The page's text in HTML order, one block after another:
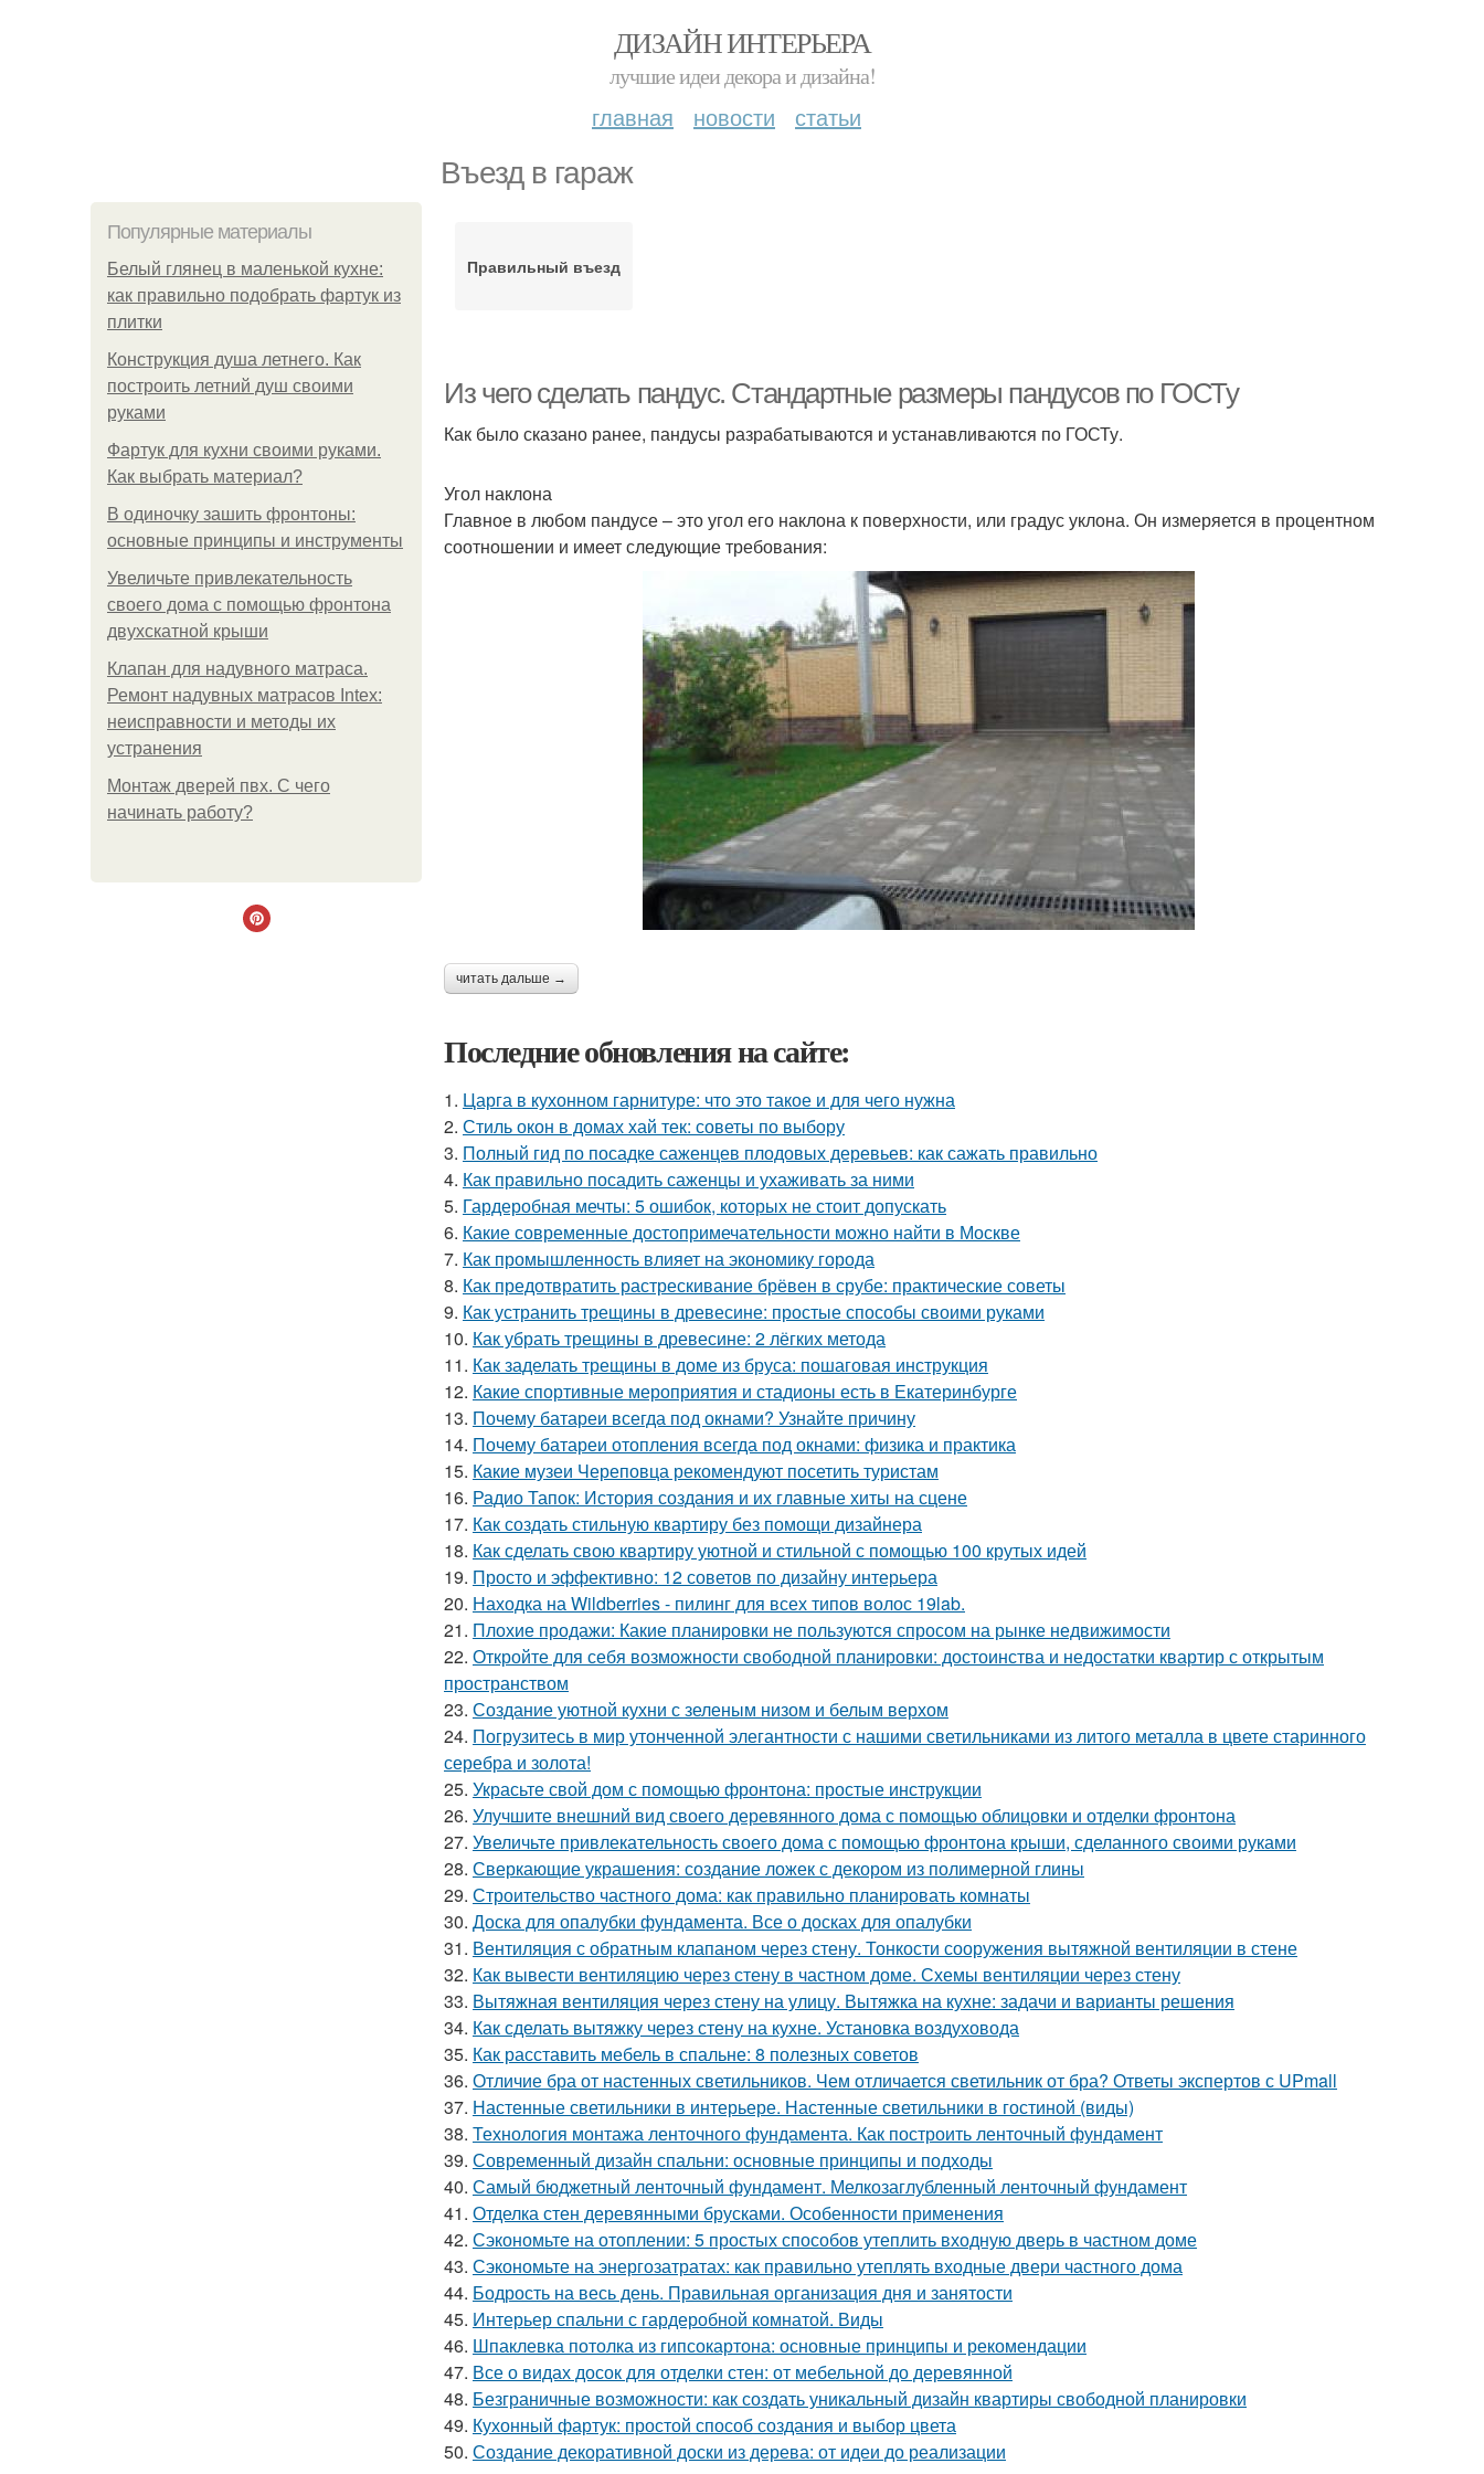
ДИЗАЙН ИНТЕРЬЕРА
лучшие идеи декора и дизайна!
главная новости статьи
Въезд в гараж
Популярные материалы
Белый глянец в маленькой кухне:
как правильно подобрать фартук из
плитки
Конструкция душа летнего. Как
построить летний душ своими
руками
Фартук для кухни своими руками.
Как выбрать материал?
В одиночку зашить фронтоны:
основные принципы и инструменты
Увеличьте привлекательность
своего дома с помощью фронтона
двухскатной крыши
Клапан для надувного матраса.
Ремонт надувных матрасов Intex:
неисправности и методы их
устранения
Монтаж дверей пвх. С чего
начинать работу?
Правильный въезд
Из чего сделать пандус. Стандартные размеры пандусов по ГОСТу
Как было сказано ранее, пандусы разрабатываются и устанавливаются по ГОСТу.
Угол наклона
Главное в любом пандусе – это угол его наклона к поверхности, или градус уклона. Он измеряется в процентном
соотношении и имеет следующие требования:
читать дальше →
Последние обновления на сайте:
1. Царга в кухонном гарнитуре: что это такое и для чего нужна
2. Стиль окон в домах хай тек: советы по выбору
3. Полный гид по посадке саженцев плодовых деревьев: как сажать правильно
4. Как правильно посадить саженцы и ухаживать за ними
5. Гардеробная мечты: 5 ошибок, которых не стоит допускать
6. Какие современные достопримечательности можно найти в Москве
7. Как промышленность влияет на экономику города
8. Как предотвратить растрескивание брёвен в срубе: практические советы
9. Как устранить трещины в древесине: простые способы своими руками
10. Как убрать трещины в древесине: 2 лёгких метода
11. Как заделать трещины в доме из бруса: пошаговая инструкция
12. Какие спортивные мероприятия и стадионы есть в Екатеринбурге
13. Почему батареи всегда под окнами? Узнайте причину
14. Почему батареи отопления всегда под окнами: физика и практика
15. Какие музеи Череповца рекомендуют посетить туристам
16. Радио Тапок: История создания и их главные хиты на сцене
17. Как создать стильную квартиру без помощи дизайнера
18. Как сделать свою квартиру уютной и стильной с помощью 100 крутых идей
19. Просто и эффективно: 12 советов по дизайну интерьера
20. Находка на Wildberries - пилинг для всех типов волос 19lab.
21. Плохие продажи: Какие планировки не пользуются спросом на рынке недвижимости
22. Откройте для себя возможности свободной планировки: достоинства и недостатки квартир с открытым
пространством
23. Создание уютной кухни с зеленым низом и белым верхом
24. Погрузитесь в мир утонченной элегантности с нашими светильниками из литого металла в цвете старинного
серебра и золота!
25. Украсьте свой дом с помощью фронтона: простые инструкции
26. Улучшите внешний вид своего деревянного дома с помощью облицовки и отделки фронтона
27. Увеличьте привлекательность своего дома с помощью фронтона крыши, сделанного своими руками
28. Сверкающие украшения: создание ложек с декором из полимерной глины
29. Строительство частного дома: как правильно планировать комнаты
30. Доска для опалубки фундамента. Все о досках для опалубки
31. Вентиляция с обратным клапаном через стену. Тонкости сооружения вытяжной вентиляции в стене
32. Как вывести вентиляцию через стену в частном доме. Схемы вентиляции через стену
33. Вытяжная вентиляция через стену на улицу. Вытяжка на кухне: задачи и варианты решения
34. Как сделать вытяжку через стену на кухне. Установка воздуховода
35. Как расставить мебель в спальне: 8 полезных советов
36. Отличие бра от настенных светильников. Чем отличается светильник от бра? Ответы экспертов с UPmall
37. Настенные светильники в интерьере. Настенные светильники в гостиной (виды)
38. Технология монтажа ленточного фундамента. Как построить ленточный фундамент
39. Современный дизайн спальни: основные принципы и подходы
40. Самый бюджетный ленточный фундамент. Мелкозаглубленный ленточный фундамент
41. Отделка стен деревянными брусками. Особенности применения
42. Сэкономьте на отоплении: 5 простых способов утеплить входную дверь в частном доме
43. Сэкономьте на энергозатратах: как правильно утеплять входные двери частного дома
44. Бодрость на весь день. Правильная организация дня и занятости
45. Интерьер спальни с гардеробной комнатой. Виды
46. Шпаклевка потолка из гипсокартона: основные принципы и рекомендации
47. Все о видах досок для отделки стен: от мебельной до деревянной
48. Безграничные возможности: как создать уникальный дизайн квартиры свободной планировки
49. Кухонный фартук: простой способ создания и выбор цвета
50. Создание декоративной доски из дерева: от идеи до реализации